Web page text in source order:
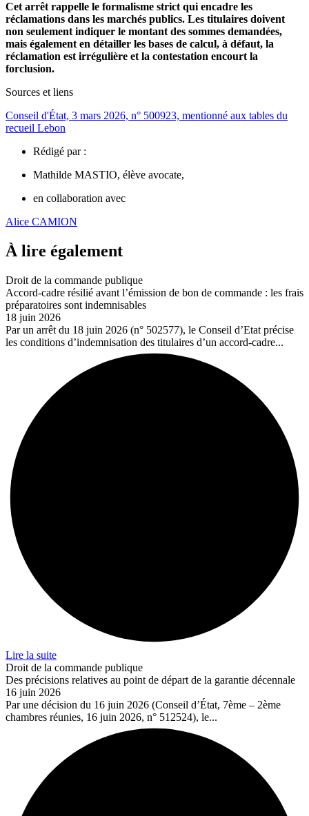
Cet arrêt rappelle le formalisme strict qui encadre les
réclamations dans les marchés publics. Les titulaires doivent
non seulement indiquer le montant des sommes demandées,
mais également en détailler les bases de calcul, à défaut, la
réclamation est irrégulière et la contestation encourt la
forclusion.
Sources et liens
Conseil d'État, 3 mars 2026, n° 500923, mentionné aux tables du
recueil Lebon
Rédigé par :
Mathilde MASTIO, élève avocate,
en collaboration avec
Alice CAMION
À lire également
Droit de la commande publique
Accord-cadre résilié avant l’émission de bon de commande : les frais
préparatoires sont indemnisables
18 juin 2026
Par un arrêt du 18 juin 2026 (n° 502577), le Conseil d’Etat précise
les conditions d’indemnisation des titulaires d’un accord-cadre...
Lire la suite
Droit de la commande publique
Des précisions relatives au point de départ de la garantie décennale
16 juin 2026
Par une décision du 16 juin 2026 (Conseil d’État, 7ème – 2ème
chambres réunies, 16 juin 2026, n° 512524), le...